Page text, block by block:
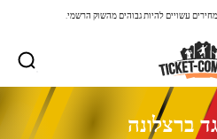
עשויים להיות גבוהים מהשוק הרשמי.
ברצלונה